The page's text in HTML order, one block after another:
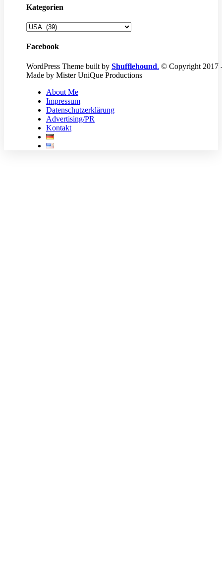
Kategorien
Kategorien
Facebook
WordPress Theme built by Shufflehound. © Copyright 2017
Made by Mister UniQue Productions
About Me
Impressum
Datenschutzerklärung
Advertising/PR
Kontakt